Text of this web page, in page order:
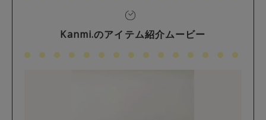
Kanmi.のアイテム紹介ムービー